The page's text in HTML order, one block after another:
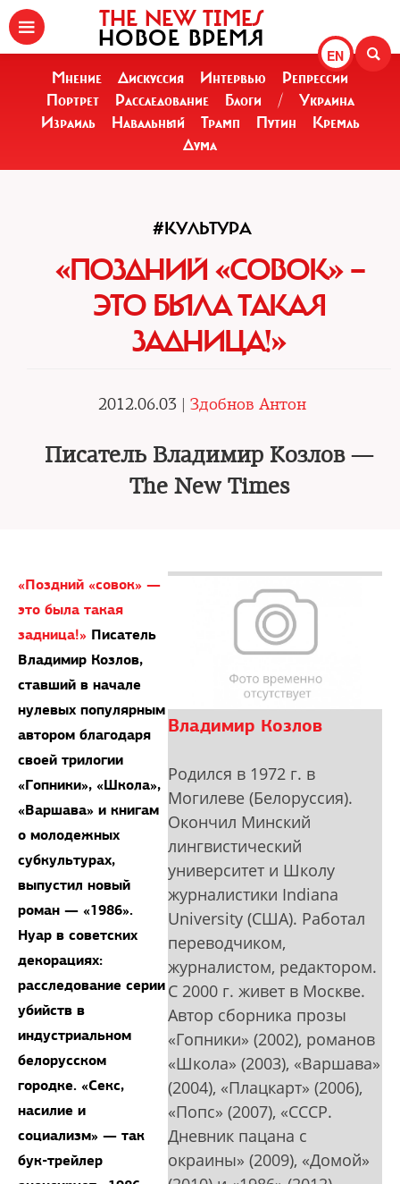
EN
THE NEW TIMES
НОВОЕ ВРЕМЯ
Мнение Дискуссия Интервью
Репрессии
Портрет
Расследование Блоги /
Украина
Израиль
Навальный Трамп Путин
Кремль
Дума
#КУЛЬТУРА
«ПОЗДНИЙ «СОВОК» —
ЭТО БЫЛА ТАКАЯ
ЗАДНИЦА!»
2012.06.03 | Здобнов Антон
Писатель Владимир Козлов —
The New Times
Владимир Козлов
Родился в 1972 г. в
Могилеве (Белоруссия).
Окончил Минский
лингвистический
университет и Школу
журналистики Indiana
University (США). Работал
переводчиком,
журналистом, редактором.
С 2000 г. живет в Москве.
Автор сборника прозы
«Гопники» (2002), романов
«Школа» (2003), «Варшава»
(2004), «Плацкарт» (2006),
«Попс» (2007), «СССР.
Дневник пацана с
окраины» (2009), «Домой»
«Поздний «совок» —
это была такая
задница!» Писатель
Владимир Козлов,
ставший в начале
нулевых популярным
автором благодаря
своей трилогии
«Гопники», «Школа»,
«Варшава» и книгам
о молодежных
субкультурах,
выпустил новый
роман — «1986».
Нуар в советских
декорациях:
расследование серии
убийств в
индустриальном
белорусском
городке. «Секс,
насилие и
социализм» — так
бук-трейлер